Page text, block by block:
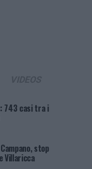
743 casi tra i
stop
Villaricca